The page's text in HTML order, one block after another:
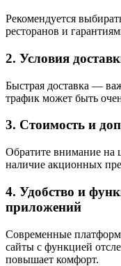
Рекомендуется
ресторанов и
2. Условия
Быстрая доставка —
трафик может быть
3. Стоимость и
Обратите внимание на
наличие акционных
4. Удобство и
приложений
Современные
сайты с функцией
повышает комфорт.